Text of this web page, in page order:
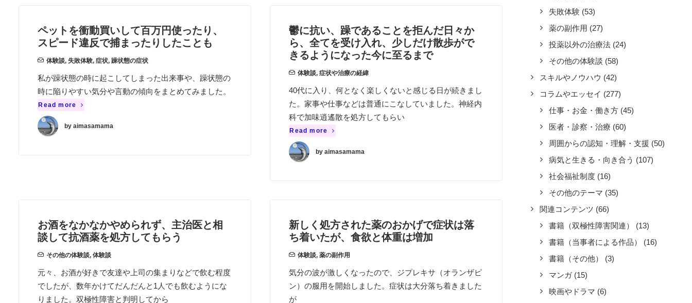
ペットを衝動買いして百万円使ったり、
スピード違反で捕まったりしたことも
体験談, 失敗体験, 症状, 躁状態の症状
私が躁状態の時に起こしてしまった出来事や、躁状態の
時に陥りやすい気分や言動の傾向をまとめてみました。
Read more
by aimasamama
鬱に抗い、躁であることを拒んだ日々か
ら、全てを受け入れ、少しだけ散歩がで
きるようになった今に至るまで
体験談, 症状や治療の経緯
40代に入り、何となく楽しくないと感じる日が続きまし
た。家事や仕事などは普通にこなしていました。神経内
科で加味逍遙散を処方してもらい
Read more
by aimasamama
お酒をなかなかやめられず、主治医と相
談して抗酒薬を処方してもらう
その他の体験談, 体験談
元々、お酒が好きで友達や上司の集まりなどで飲む程度
でしたが、数年かけてだんだんと1人でも飲むようにな
りました。双極性障害と判明してから
新しく処方された薬のおかげで症状は落
ち着いたが、食欲と体重は増加
体験談, 薬の副作用
気分の波が激しくなったので、ジプレキサ（オランザピ
ン）の服用を開始しました。症状は大分落ち着きました
が
失敗体験 (53)
薬の副作用 (27)
投薬以外の治療法 (24)
その他の体験談 (58)
スキルやノウハウ (42)
コラムやエッセイ (277)
仕事・お金・働き方 (45)
医者・診察・治療 (60)
周囲からの認知・理解・支援 (50)
病気と生きる・向き合う (107)
社会福祉制度 (16)
その他のテーマ (35)
関連コンテンツ (66)
書籍（双極性障害関連）
(13)
書籍（当事者による作品）
(16)
書籍（その他）
(3)
マンガ (15)
映画やドラマ (6)